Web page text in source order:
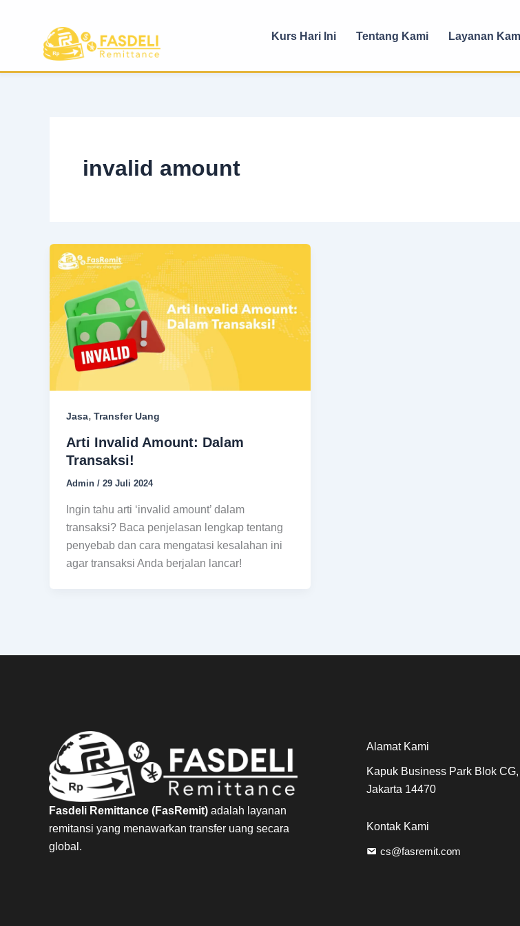
Kurs Hari Ini Tentang Kami Layanan
invalid amount
Jasa, Transfer Uang
Arti Invalid Amount: Dalam
Transaksi!
Admin / 29 Juli 2024
Ingin tahu arti ‘invalid amount’ dalam
transaksi? Baca penjelasan lengkap tentang
penyebab dan cara mengatasi kesalahan ini
agar transaksi Anda berjalan lancar!
Fasdeli Remittance (FasRemit) adalah layanan
remitansi yang menawarkan transfer uang secara
global.
Alamat Kami
Kapuk Business Park Blok
Jakarta 14470
Kontak Kami
cs@fasremit.com